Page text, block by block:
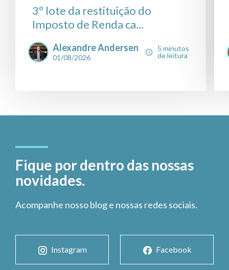
3º lote da restituição do
Imposto de Renda ca...
Alexandre Andersen
01/08/2026
5 minutos
de leitura
Fique por dentro das nossas
novidades.
Acompanhe nosso blog e nossas redes sociais.
Instagram Facebook